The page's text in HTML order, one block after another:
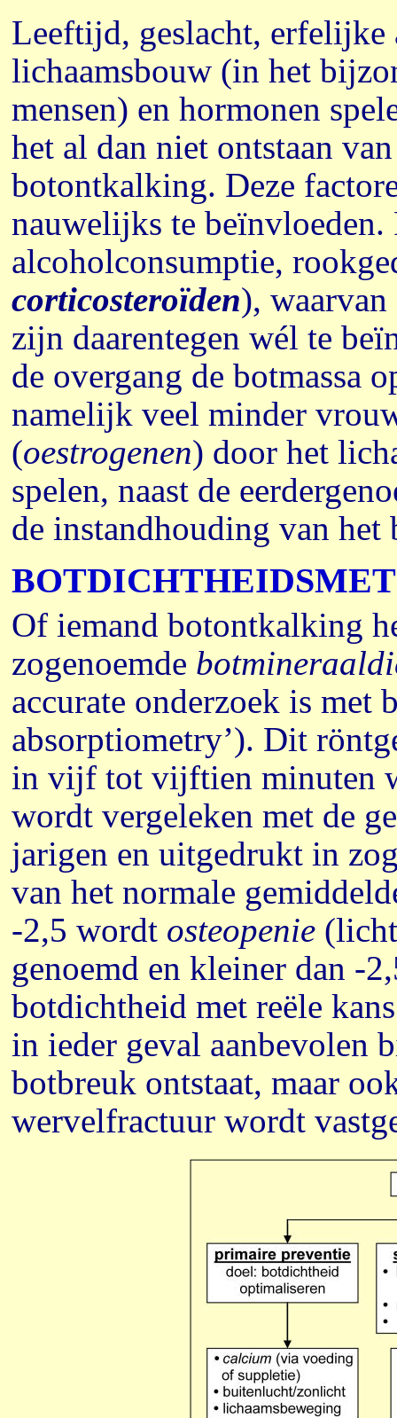
Leeftijd, geslacht, erfelijke
lichaamsbouw (in het
mensen) en hormonen
het al dan niet ontstaan van
botontkalking. Deze
nauwelijks te beïnvloeden.
alcoholconsumptie,
corticosteroïden), waarvan
zijn daarentegen wél te
de overgang de botmassa
namelijk veel minder
(oestrogenen) door het
spelen, naast de
de instandhouding van
Of iemand botontkalking
zogenoemde
accurate onderzoek is met
absorptiometry’). Dit
in vijf tot vijftien minuten
wordt vergeleken met de
jarigen en uitgedrukt in
van het normale
-2,5 wordt osteopenie
genoemd en kleiner dan -
botdichtheid met reële
in ieder geval aanbevolen
botbreuk ontstaat, maar
wervelfractuur wordt